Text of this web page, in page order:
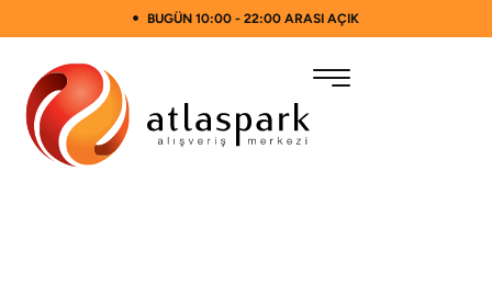
BUGÜN 10:00 - 22:00 ARASI AÇIK